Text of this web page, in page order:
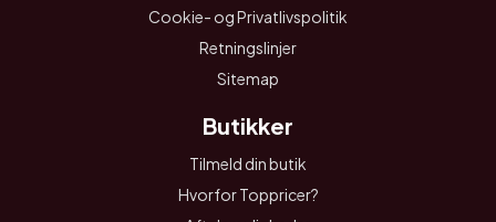
Cookie- og Privatlivspolitik
Retningslinjer
Sitemap
Butikker
Tilmeld din butik
Hvorfor Toppricer?